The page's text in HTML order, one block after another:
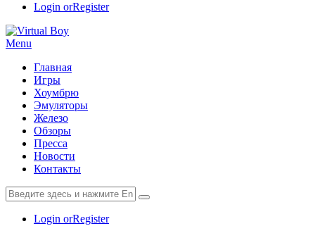
Login orRegister
Menu
Главная
Игры
Хоумбрю
Эмуляторы
Железо
Обзоры
Пресса
Новости
Контакты
Login orRegister